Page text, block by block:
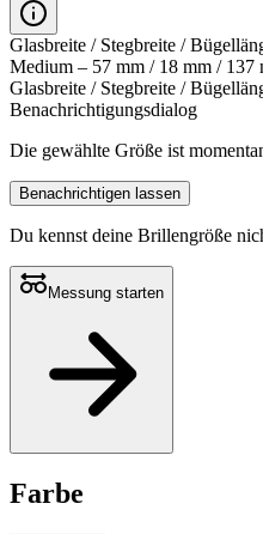
Glasbreite / Stegbreite /
Medium – 57 mm / 18 mm / 137
Glasbreite / Stegbreite /
Benachrichtigungsdialog
Die gewählte Größe ist
Benachrichtigen lassen
Du kennst deine Brillengröße
Messung starten
Farbe